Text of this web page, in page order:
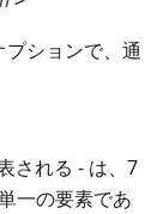
ションで、通
される - は、7
一の要素であ